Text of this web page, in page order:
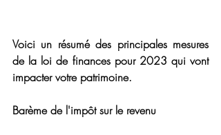
Voici un résumé des principales mesures
de la loi de finances pour 2023 qui vont
impacter votre patrimoine.
Barème de l'impôt sur le revenu